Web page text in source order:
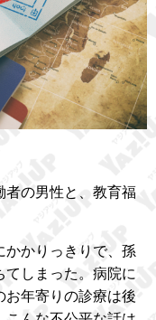
者の男性と、教育福
かかりっきりで、孫
しまった。病院に
お年寄りの診療は後